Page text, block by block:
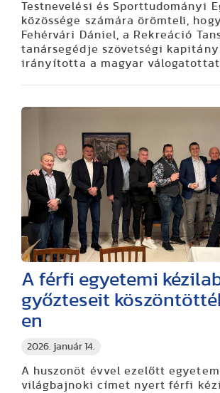
Testnevelési és Sporttudományi
közössége számára örömteli,
Fehérvári Dániel, a Rekreáció
tanársegédje szövetségi
irányította a magyar válogatottat.
2026. január 14.
A férfi egyetemi
győzteseit
en
A huszonöt évvel ezelőtt
világbajnoki címet nyert férfi